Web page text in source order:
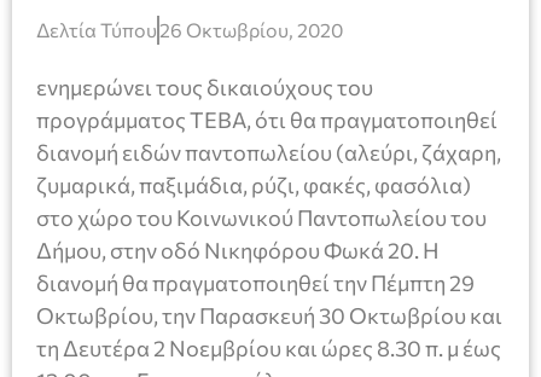
Δελτία Τύπου 26 Οκτωβρίου, 2020
ενημερώνει τους δικαιούχους του
προγράμματος ΤΕΒΑ, ότι θα πραγματοποιηθεί
διανομή ειδών παντοπωλείου (αλεύρι, ζάχαρη,
ζυμαρικά, παξιμάδια, ρύζι, φακές, φασόλια)
στο χώρο του Κοινωνικού Παντοπωλείου του
Δήμου, στην οδό Νικηφόρου Φωκά 20. Η
διανομή θα πραγματοποιηθεί την Πέμπτη 29
Οκτωβρίου, την Παρασκευή 30 Οκτωβρίου και
τη Δευτέρα 2 Νοεμβρίου και ώρες 8.30 π. μ έως